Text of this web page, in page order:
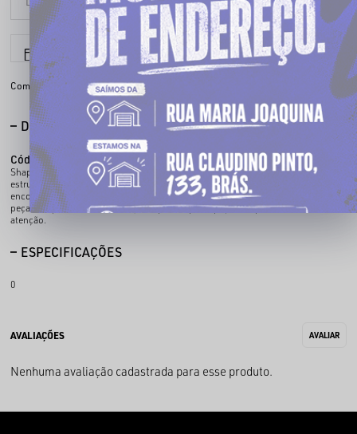
Parcele em até 6x sem juros
Compartilhe:
DESCRIÇÃO COMPLETA
Código identificador (SKU):
100455501
Shape pesado, presença absurda. A oversized rugby CHRONIC chega com
estrutura ampla e visual imponente, trazendo aquela estética de rua mais crua e
encorpada. O caimento oversized combinado ao tecido mais pesado cria uma
peça com personalidade forte, feita pra ocupar espaço sem precisar chamar
atenção.
ESPECIFICAÇÕES
0
Nenhuma avaliação cadastrada para esse produto.